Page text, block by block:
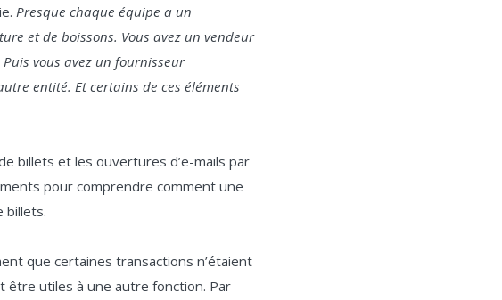
Presque chaque équipe a un
et de boissons. Vous avez un vendeur
vous avez un fournisseur
entité. Et certains de ces éléments
billets et les ouvertures d’e-mails par
pour comprendre comment une
billets.
que certaines transactions n’étaient
être utiles à une autre fonction. Par